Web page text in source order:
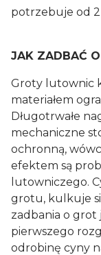
potrzebuje od
JAK ZADBAĆ
Groty lutownic
materiałem
Długotrwałe
mechaniczne
ochronną,
efektem są
lutowniczego.
grotu, kulkuje
zadbania o grot
pierwszego
odrobinę cyny